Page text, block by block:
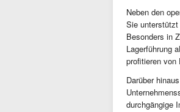
Neben den
Sie
Besonders in
Lagerführung
profitieren von
Darüber
durchgängige